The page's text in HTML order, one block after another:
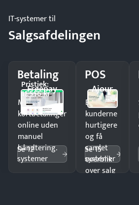
IT-systemer til
Salgsafdelingen
Betaling
Freepay
Pristjek:
11.556 kr
Modtag
kortbetalinger
online uden
manuel
håndtering.
Se 12
systemer
POS
Ajour
Ekspedér
kunderne
hurtigere
og få
samlet
overblik
over salg
Se 15
systemer